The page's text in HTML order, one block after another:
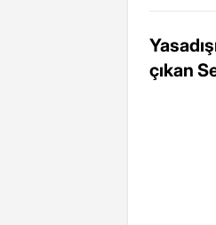
çıkan